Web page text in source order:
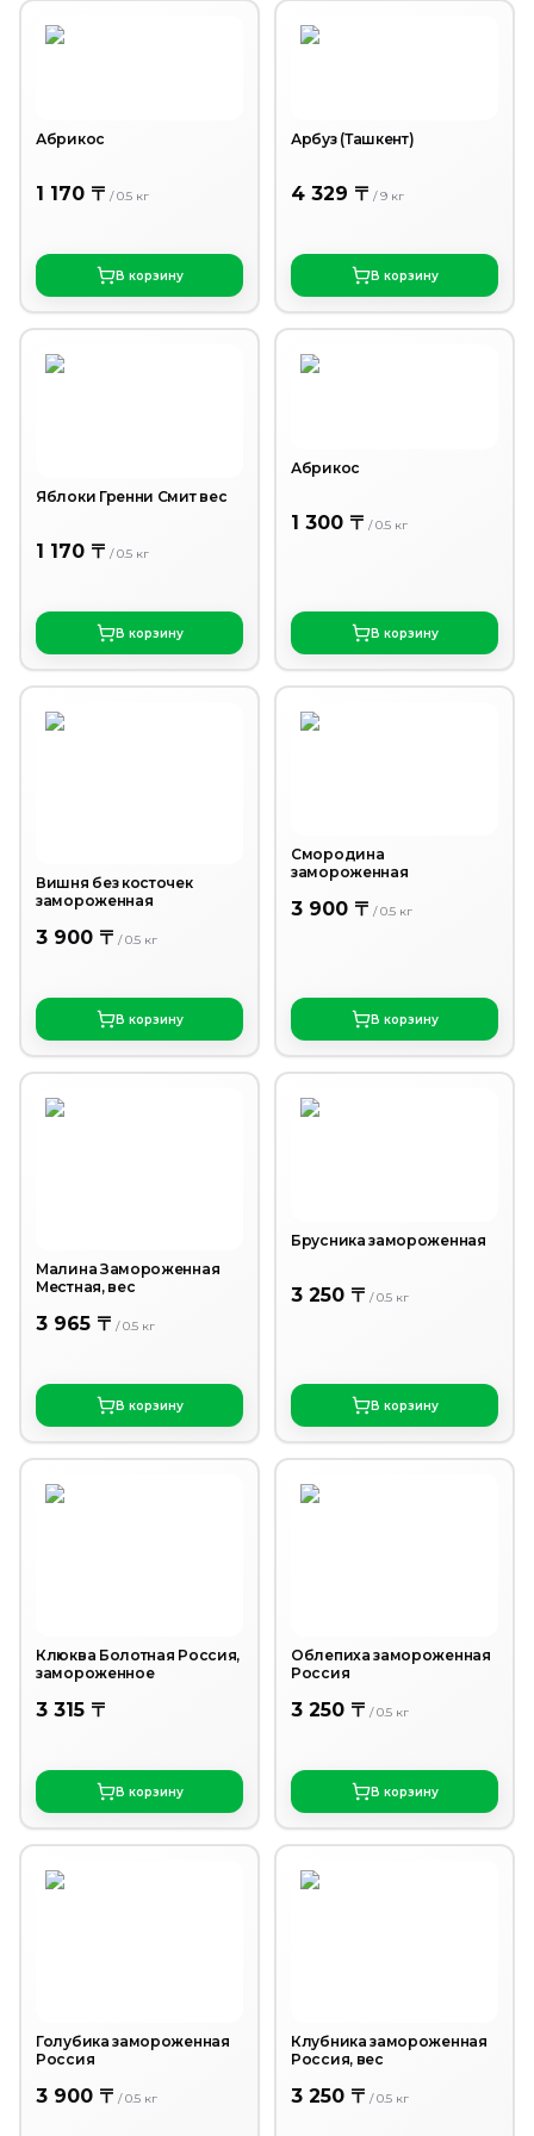
Абрикос
1 170 〒 /0.5 кг
В корзину
Арбуз (Ташкент)
4 329 〒 /9 кг
В корзину
Яблоки Гренни Смит вес
1 170 〒 /0.5 кг
В корзину
Абрикос
1 300 〒 /0.5 кг
В корзину
Вишня без косточек
замороженная
3 900 〒 /0.5 кг
В корзину
Смородина
замороженная
3 900 〒 /0.5 кг
В корзину
Малина Замороженная
Местная, вес
3 965 〒 /0.5 кг
В корзину
Брусника замороженная
3 250 〒 /0.5 кг
В корзину
Клюква Болотная Россия,
замороженное
3 315 〒
В корзину
Облепиха замороженная
Россия
3 250 〒 /0.5 кг
В корзину
Голубика замороженная
Россия
3 900 〒 /0.5 кг
Клубника замороженная
Россия, вес
3 250 〒 /0.5 кг